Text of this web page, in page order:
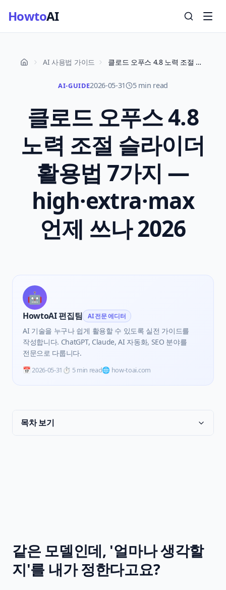
HowtoAI
AI 사용법 가이드 클로드 오푸스 4.8 노력 조절 슬라이더 활용법 7가지 — high·extra·max 언제 쓰나 2026
AI-GUIDE2026-05-31 5 min read
클로드 오푸스 4.8
노력 조절 슬라이더
활용법 7가지 —
high·extra·max
언제 쓰나 2026
🤖
HowtoAI 편집팀 AI 전문 에디터
AI 기술을 누구나 쉽게 활용할 수 있도록 실전 가이드를
작성합니다. ChatGPT, Claude, AI 자동화, SEO 분야를
전문으로 다룹니다.
📅2026-05-31 ⏱️ 5 min read🌐 how-toai.com
목차 보기
같은 모델인데, '얼마나 생각할
지'를 내가 정한다고요?